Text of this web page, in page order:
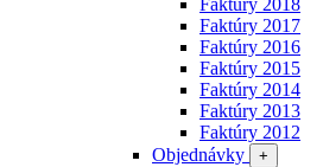
Faktúry 2018
Faktúry 2017
Faktúry 2016
Faktúry 2015
Faktúry 2014
Faktúry 2013
Faktúry 2012
Objednávky
+